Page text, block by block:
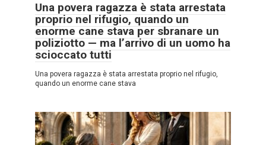
Una povera ragazza è stata arrestata
proprio nel rifugio, quando un
enorme cane stava per sbranare un
poliziotto — ma l’arrivo di un uomo ha
scioccato tutti
Una povera ragazza è stata arrestata proprio nel rifugio,
quando un enorme cane stava